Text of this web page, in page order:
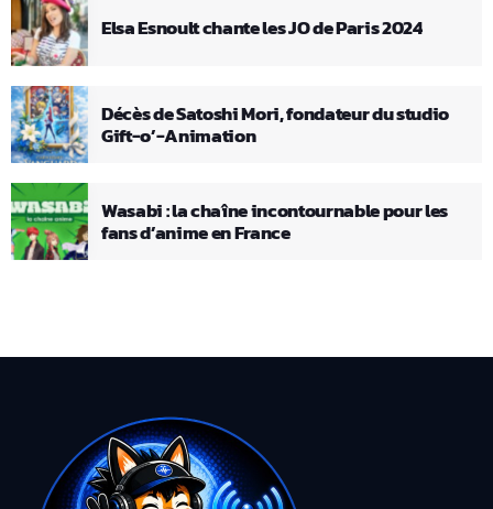
Elsa Esnoult chante les JO de Paris 2024
Décès de Satoshi Mori, fondateur du studio
Gift-o’-Animation
Wasabi : la chaîne incontournable pour les
fans d’anime en France